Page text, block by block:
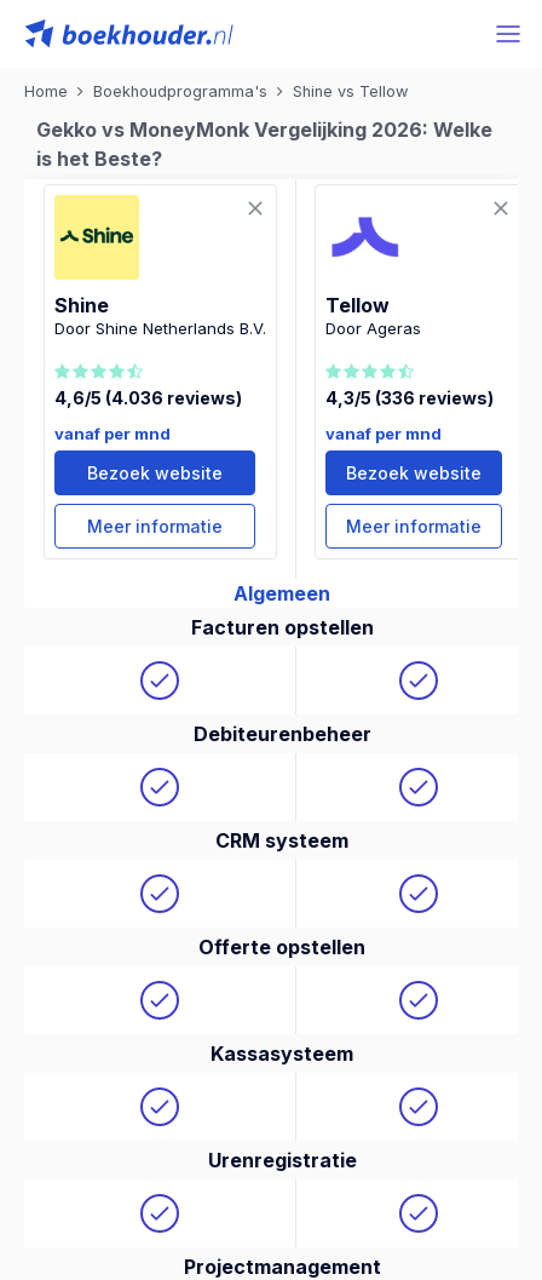
Home Boekhoudprogramma's Shine vs Tellow
Gekko vs MoneyMonk Vergelijking 2026: Welke
is het Beste?
Shine
Door Shine Netherlands B.V.
4,6/5 (4.036 reviews)
vanaf per mnd
Bezoek website
Meer informatie
Tellow
Door Ageras
4,3/5 (336 reviews)
vanaf per mnd
Bezoek website
Meer informatie
Algemeen
Facturen opstellen
Debiteurenbeheer
CRM systeem
Offerte opstellen
Kassasysteem
Urenregistratie
Projectmanagement